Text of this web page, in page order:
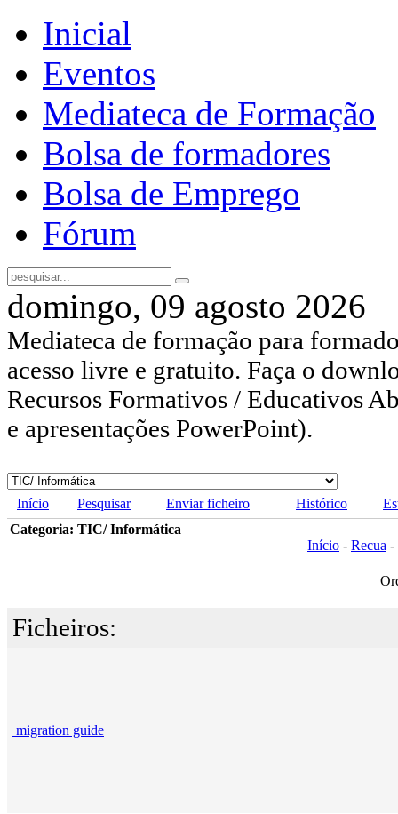
Inicial
Eventos
Mediateca de Formação
Bolsa de formadores
Bolsa de Emprego
Fórum
domingo, 09 agosto 2026
Mediateca de formação para
acesso livre e gratuito. Faça o
Recursos Formativos / Educativos
e apresentações PowerPoint).
Início Pesquisar Enviar ficheiro Histórico
Categoria: TIC/ Informática
Início - Recua -
Ficheiros:
migration guide